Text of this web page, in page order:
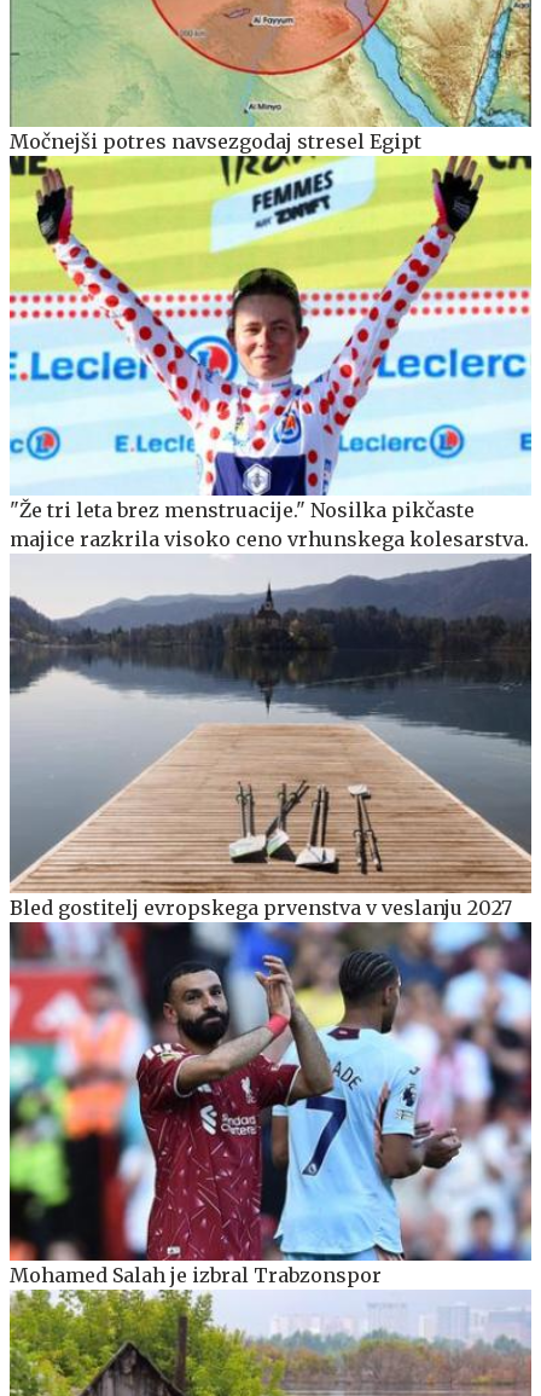
Močnejši potres navsezgodaj stresel Egipt
"Že tri leta brez menstruacije." Nosilka pikčaste
majice razkrila visoko ceno vrhunskega kolesarstva.
Bled gostitelj evropskega prvenstva v veslanju 2027
Mohamed Salah je izbral Trabzonspor